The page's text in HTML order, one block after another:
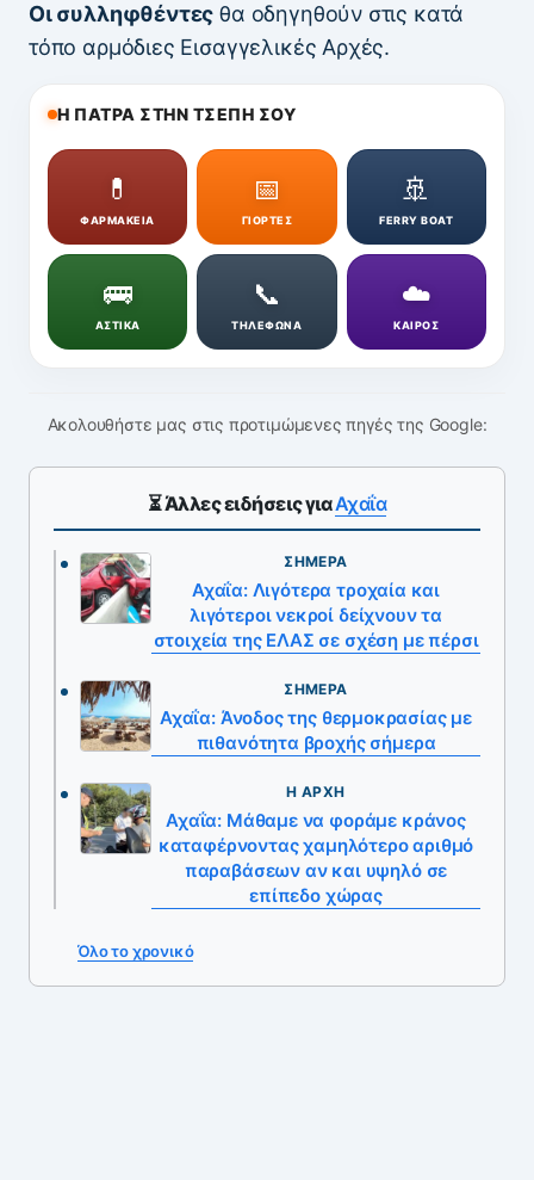
Οι συλληφθέντες θα οδηγηθούν στις κατά
τόπο αρμόδιες Εισαγγελικές Αρχές.
Η ΠΑΤΡΑ ΣΤΗΝ ΤΣΕΠΗ ΣΟΥ
💊
ΦΑΡΜΑΚΕΙΑ
📅
ΓΙΟΡΤΕΣ
🚢
FERRY BOAT
🚌
ΑΣΤΙΚΑ
📞
ΤΗΛΕΦΩΝΑ
☁️
ΚΑΙΡΟΣ
Ακολουθήστε μας στις προτιμώμενες πηγές της Google:
⏳ Άλλες ειδήσεις γιαΑχαΐα
ΣΉΜΕΡΑ
Αχαΐα: Λιγότερα τροχαία και
λιγότεροι νεκροί δείχνουν τα
στοιχεία της ΕΛΑΣ σε σχέση με πέρσι
ΣΉΜΕΡΑ
Αχαΐα: Άνοδος της θερμοκρασίας με
πιθανότητα βροχής σήμερα
Η ΑΡΧΉ
Αχαΐα: Μάθαμε να φοράμε κράνος
καταφέρνοντας χαμηλότερο αριθμό
παραβάσεων αν και υψηλό σε
επίπεδο χώρας
Όλο το χρονικό